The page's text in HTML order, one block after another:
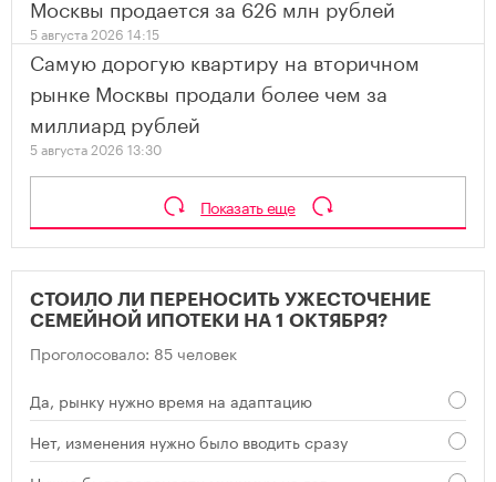
Москвы продается за 626 млн рублей
5 августа 2026 14:15
Самую дорогую квартиру на вторичном
рынке Москвы продали более чем за
миллиард рублей
5 августа 2026 13:30
Показать еще
СТОИЛО ЛИ ПЕРЕНОСИТЬ УЖЕСТОЧЕНИЕ
СЕМЕЙНОЙ ИПОТЕКИ НА 1 ОКТЯБРЯ?
Проголосовало: 85 человек
Да, рынку нужно время на адаптацию
Нет, изменения нужно было вводить сразу